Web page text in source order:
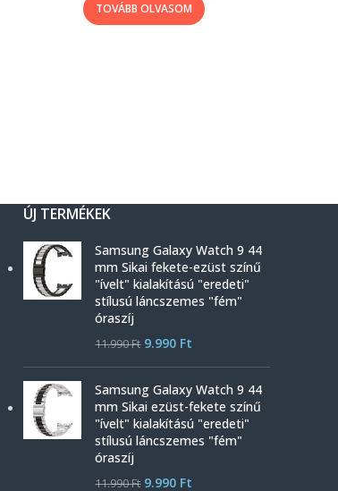
TOVÁBB OLVASOM
ÚJ TERMÉKEK
Samsung Galaxy Watch 9 44
mm Sikai fekete-ezüst színű
"ívelt" kialakítású "eredeti"
stílusú láncszemes "fém"
óraszíj
11.990Ft 9.990 Ft
Samsung Galaxy Watch 9 44
mm Sikai ezüst-fekete színű
"ívelt" kialakítású "eredeti"
stílusú láncszemes "fém"
óraszíj
11.990Ft 9.990 Ft